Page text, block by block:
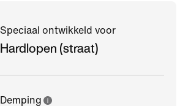
Speciaal ontwikkeld voor
Hardlopen (straat)
Demping